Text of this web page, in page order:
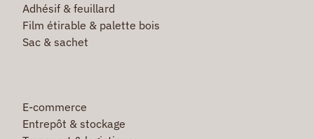
Adhésif & feuillard
Film étirable & palette bois
Sac & sachet
E-commerce
Entrepôt & stockage